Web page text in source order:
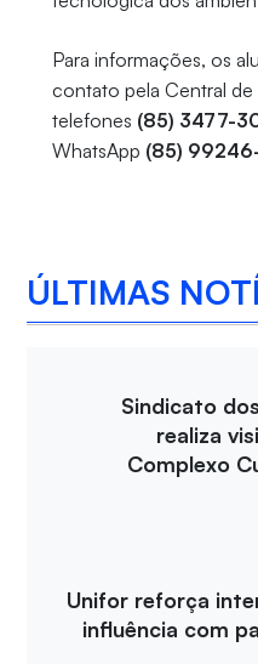
Para informações, os
contato pela Central
telefones (85) 3477-
WhatsApp (85)
ÚLTIMAS
Sindicato
realiza
Complexo
Unifor reforça
influência com